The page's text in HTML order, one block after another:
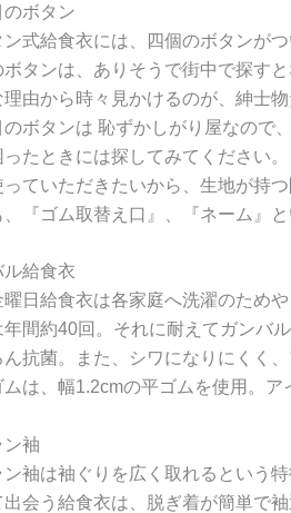
のボタン
ン式給食衣には、四個のボタンが
ボタンは、ありそうで街中で探す
理由から時々見かけるのが、紳士
のボタンは 恥ずかしがり屋なので
ったときには探してみてください
っていただきたいから、生地が持
、『ゴム取替え口』、『ネーム』
ル給食衣
曜日給食衣は各家庭へ洗濯のため
年間約40回。それに耐えてガンバ
ん抗菌。また、シワになりにくく
ムは、幅1.2cmの平ゴムを使用。
ン袖
ン袖は袖ぐりを広く取れるという
出会う給食衣は、脱ぎ着が簡単で